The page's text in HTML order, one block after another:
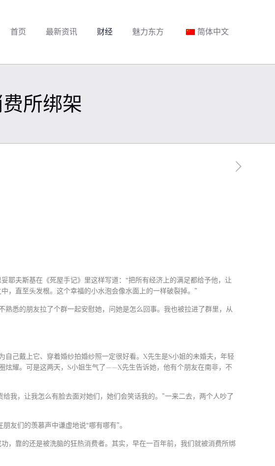
首页 最新资讯 财经 魅力东方 简体中文
所绑架
耶夫斯基在《死屋手记》里这样写道：“把所有经济上的满足都给予他，让
，直至头发根。这个幸福的小水泡会像水面上的一样破裂掉。”
悉的朋友拉了个群一起安慰她，问她是怎么回事。我也被拉进了群里，从
自己戴上它、穿着婚纱拍婚纱照一定很好看。X先生是S小姐的未婚夫，年轻
耀。可是这两天， S小姐生气了——X先生告诉她，他有个朋友在南非，不
我，让我怎么有脸去面对她们，她们会笑话我的。”一来二去，两个人吵了
友们的羡慕声中谦虚地说“哪有哪有”。
，靠的还是被洗脑的狂热消费者。其实，早在一百年前，我们就被消费所绑